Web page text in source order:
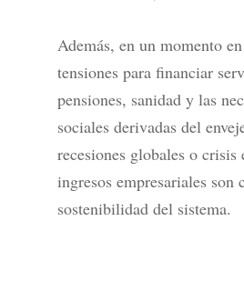
Además, en un momento
tensiones para financiar
pensiones, sanidad y las
sociales derivadas del
recesiones globales o crisis
ingresos empresariales son
sostenibilidad del sistema.